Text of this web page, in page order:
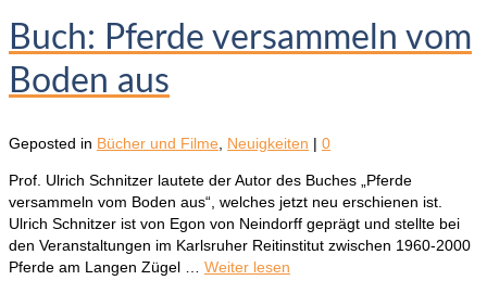
Buch: Pferde versammeln vom
Boden aus
Geposted in Bücher und Filme Neuigkeiten | 0
Prof. Ulrich Schnitzer lautete der Autor des Buches „Pferde
versammeln vom Boden aus“, welches jetzt neu erschienen ist.
Ulrich Schnitzer ist von Egon von Neindorff geprägt und stellte bei
den Veranstaltungen im Karlsruher Reitinstitut zwischen 1960-2000
Pferde am Langen Zügel … Weiter lesen